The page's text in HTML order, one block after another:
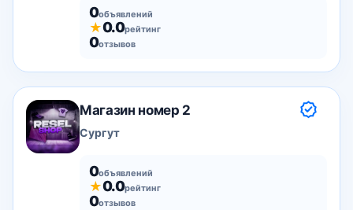
0объявлений
★0.0рейтинг
0отзывов
Магазин номер 2
Сургут
0объявлений
★0.0рейтинг
0отзывов